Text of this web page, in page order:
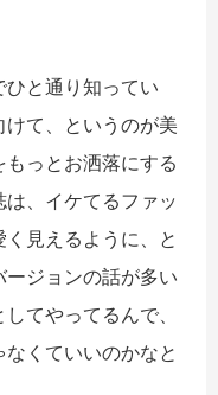
と通り知ってい
て、というのが美
っとお洒落にする
、イケてるファッ
見えるように、と
ジョンの話が多い
てやってるんで、
くていいのかなと